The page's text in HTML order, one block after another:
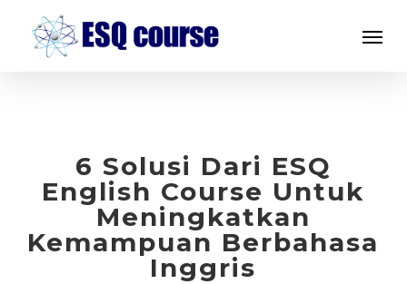
6 Solusi Dari ESQ
English Course Untuk
Meningkatkan
Kemampuan Berbahasa
Inggris